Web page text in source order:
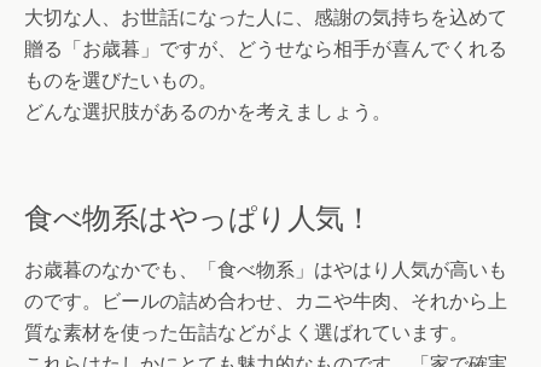
大切な人、お世話になった人に、感謝の気持ちを込めて
贈る「お歳暮」ですが、どうせなら相手が喜んでくれる
ものを選びたいもの。
どんな選択肢があるのかを考えましょう。
食べ物系はやっぱり人気！
お歳暮のなかでも、「食べ物系」はやはり人気が高いも
のです。ビールの詰め合わせ、カニや牛肉、それから上
質な素材を使った缶詰などがよく選ばれています。